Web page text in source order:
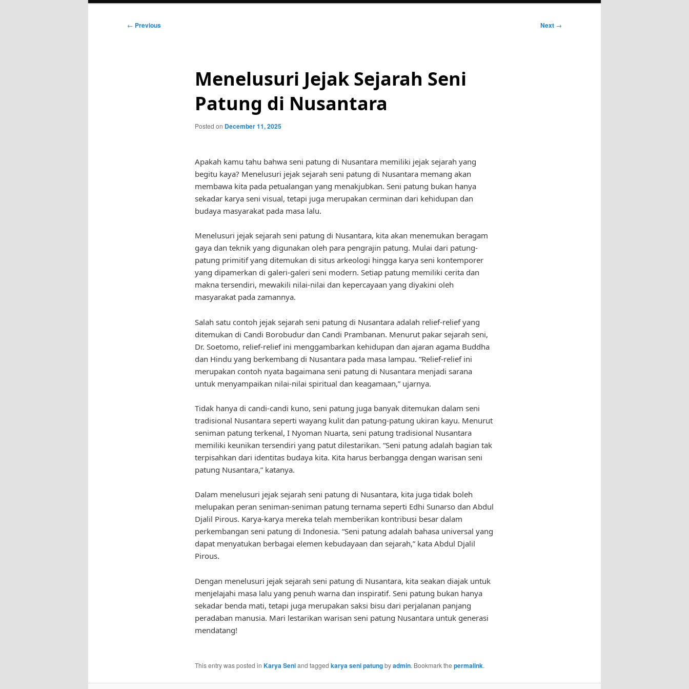
Post
← Previous Next →
Menelusuri Jejak Sejarah Seni
Patung di Nusantara
Posted on December 11, 2025
Apakah kamu tahu bahwa seni patung di Nusantara memiliki jejak sejarah yang
begitu kaya? Menelusuri jejak sejarah seni patung di Nusantara memang akan
membawa kita pada petualangan yang menakjubkan. Seni patung bukan hanya
sekadar karya seni visual, tetapi juga merupakan cerminan dari kehidupan dan
budaya masyarakat pada masa lalu.
Menelusuri jejak sejarah seni patung di Nusantara, kita akan menemukan beragam
gaya dan teknik yang digunakan oleh para pengrajin patung. Mulai dari patung-
patung primitif yang ditemukan di situs arkeologi hingga karya seni kontemporer
yang dipamerkan di galeri-galeri seni modern. Setiap patung memiliki cerita dan
makna tersendiri, mewakili nilai-nilai dan kepercayaan yang diyakini oleh
masyarakat pada zamannya.
Salah satu contoh jejak sejarah seni patung di Nusantara adalah relief-relief yang
ditemukan di Candi Borobudur dan Candi Prambanan. Menurut pakar sejarah seni,
Dr. Soetomo, relief-relief ini menggambarkan kehidupan dan ajaran agama Buddha
dan Hindu yang berkembang di Nusantara pada masa lampau. “Relief-relief ini
merupakan contoh nyata bagaimana seni patung di Nusantara menjadi sarana
untuk menyampaikan nilai-nilai spiritual dan keagamaan,” ujarnya.
Tidak hanya di candi-candi kuno, seni patung juga banyak ditemukan dalam seni
tradisional Nusantara seperti wayang kulit dan patung-patung ukiran kayu. Menurut
seniman patung terkenal, I Nyoman Nuarta, seni patung tradisional Nusantara
memiliki keunikan tersendiri yang patut dilestarikan. “Seni patung adalah bagian tak
terpisahkan dari identitas budaya kita. Kita harus berbangga dengan warisan seni
patung Nusantara,” katanya.
Dalam menelusuri jejak sejarah seni patung di Nusantara, kita juga tidak boleh
melupakan peran seniman-seniman patung ternama seperti Edhi Sunarso dan Abdul
Djalil Pirous. Karya-karya mereka telah memberikan kontribusi besar dalam
perkembangan seni patung di Indonesia. “Seni patung adalah bahasa universal yang
dapat menyatukan berbagai elemen kebudayaan dan sejarah,” kata Abdul Djalil
Pirous.
Dengan menelusuri jejak sejarah seni patung di Nusantara, kita seakan diajak untuk
menjelajahi masa lalu yang penuh warna dan inspiratif. Seni patung bukan hanya
sekadar benda mati, tetapi juga merupakan saksi bisu dari perjalanan panjang
peradaban manusia. Mari lestarikan warisan seni patung Nusantara untuk generasi
mendatang!
This entry was posted in Karya Seniand tagged karya seni patungbyadmin. Bookmark the permalink.